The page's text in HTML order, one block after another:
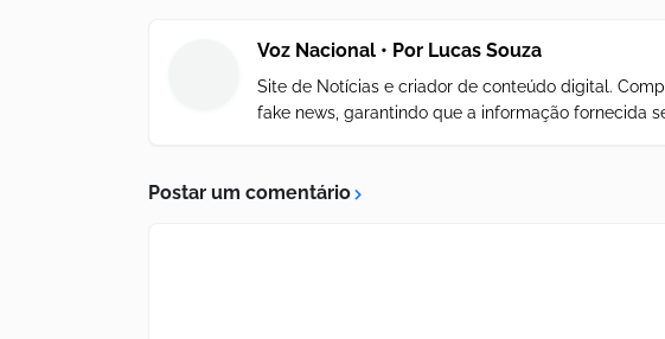
Voz Nacional • Por Lucas Souza
Site de Notícias e criador de conteúdo digital.
fake news, garantindo que a informação fornecida
Postar um comentário